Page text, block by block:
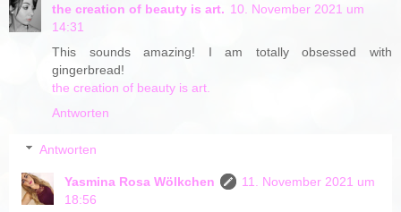
the creation of beauty is art. 10. November 2021 um
14:31
This sounds amazing! I am totally obsessed with
gingerbread!
the creation of beauty is art.
Antworten
Antworten
Yasmina Rosa Wölkchen
11. November 2021 um
18:56